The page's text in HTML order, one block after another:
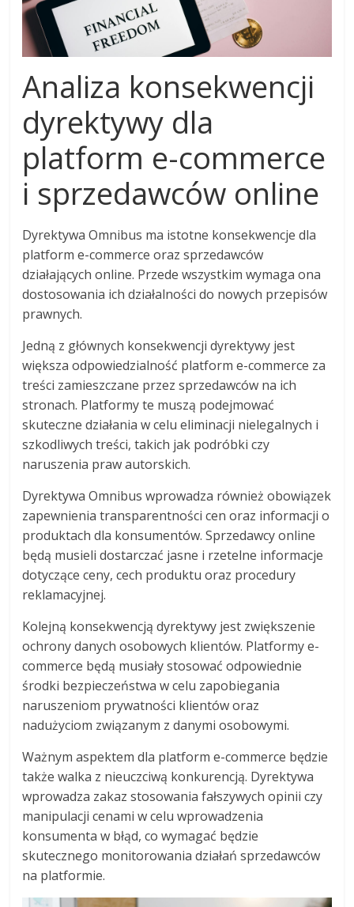
Analiza konsekwencji
dyrektywy dla
platform e-commerce
i sprzedawców online
Dyrektywa Omnibus ma istotne konsekwencje dla
platform e-commerce oraz sprzedawców
działających online. Przede wszystkim wymaga ona
dostosowania ich działalności do nowych przepisów
prawnych.
Jedną z głównych konsekwencji dyrektywy jest
większa odpowiedzialność platform e-commerce za
treści zamieszczane przez sprzedawców na ich
stronach. Platformy te muszą podejmować
skuteczne działania w celu eliminacji nielegalnych i
szkodliwych treści, takich jak podróbki czy
naruszenia praw autorskich.
Dyrektywa Omnibus wprowadza również obowiązek
zapewnienia transparentności cen oraz informacji o
produktach dla konsumentów. Sprzedawcy online
będą musieli dostarczać jasne i rzetelne informacje
dotyczące ceny, cech produktu oraz procedury
reklamacyjnej.
Kolejną konsekwencją dyrektywy jest zwiększenie
ochrony danych osobowych klientów. Platformy e-
commerce będą musiały stosować odpowiednie
środki bezpieczeństwa w celu zapobiegania
naruszeniom prywatności klientów oraz
nadużyciom związanym z danymi osobowymi.
Ważnym aspektem dla platform e-commerce będzie
także walka z nieuczciwą konkurencją. Dyrektywa
wprowadza zakaz stosowania fałszywych opinii czy
manipulacji cenami w celu wprowadzenia
konsumenta w błąd, co wymagać będzie
skutecznego monitorowania działań sprzedawców
na platformie.